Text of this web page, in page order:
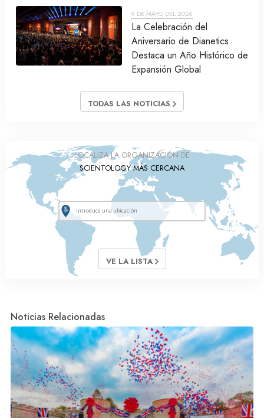
9 DE MAYO DEL 2026
La Celebración del
Aniversario de Dianetics
Destaca un Año Histórico de
Expansión Global
TODAS LAS NOTICIAS
LOCALIZA LA ORGANIZACIÓN DE
SCIENTOLOGY MÁS CERCANA
VE LA LISTA
Noticias Relacionadas